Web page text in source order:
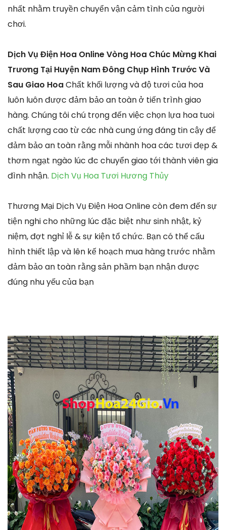
nhất nhằm truyền chuyển vận cảm tình của người
chơi.
Dịch Vụ Điện Hoa Online Vòng Hoa Chúc Mừng Khai
Trương Tại Huyện Nam Đông Chụp Hình Trước Và
Sau Giao HoaChất khối lượng và độ tươi của hoa
luôn luôn được đảm bảo an toàn ở tiến trình giao
hàng. Chúng tôi chú trọng đến việc chọn lựa hoa tuoi
chất lượng cao từ các nhà cung ứng đáng tin cậy để
đảm bảo an toàn rằng mỗi nhành hoa các tươi đẹp &
thơm ngạt ngào lúc đc chuyển giao tới thành viên gia
đình nhận. Dịch Vụ Hoa Tươi Hương Thủy
Thương Mại Dịch Vụ Điện Hoa Online còn đem đến sự
tiện nghi cho những lúc đặc biệt như sinh nhật, kỷ
niệm, đợt nghỉ lễ & sự kiện tổ chức. Bạn có thể cấu
hình thiết lập và lên kế hoạch mua hàng trước nhằm
đảm bảo an toàn rằng sản phầm bạn nhận được
đúng nhu yếu của bạn